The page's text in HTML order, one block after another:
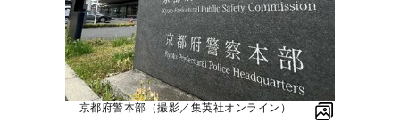
京都府警本部（撮影／集英社オンライン）